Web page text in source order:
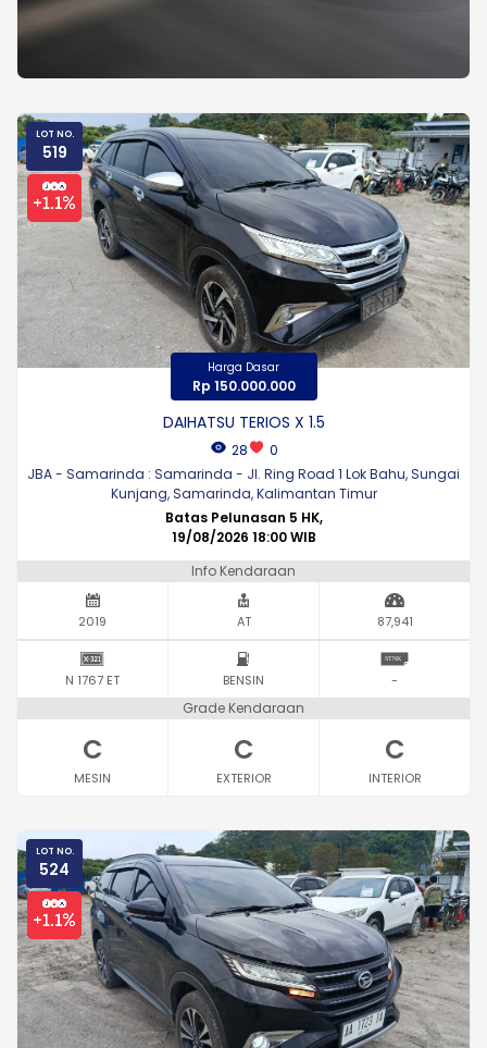
LOT NO.
519
Harga Dasar
Rp 150.000.000
DAIHATSU TERIOS X 1.5
28
0
JBA - Samarinda : Samarinda - Jl. Ring Road 1 Lok Bahu, Sungai
Kunjang, Samarinda, Kalimantan Timur
Batas Pelunasan 5 HK,
19/08/2026 18:00 WIB
Info Kendaraan
2019 AT 87,941
N 1767 ET BENSIN -
Grade Kendaraan
C
MESIN
C
EXTERIOR
C
INTERIOR
LOT NO.
524